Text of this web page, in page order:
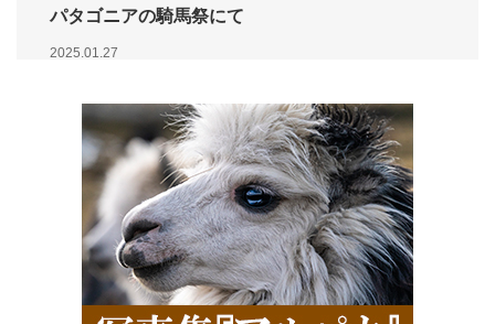
パタゴニアの騎馬祭にて
2025.01.27